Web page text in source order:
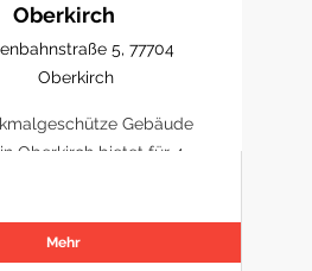
Oberkirch
5, 77704
Oberkirch
Gebäude
Oberkirch bietet für 4
Mehr